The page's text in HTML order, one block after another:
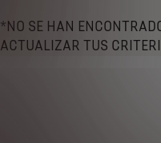
*NO SE HAN
ACTUALIZAR TUS